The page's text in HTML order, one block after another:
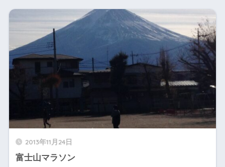
2013年11月24日
富士山マラソン